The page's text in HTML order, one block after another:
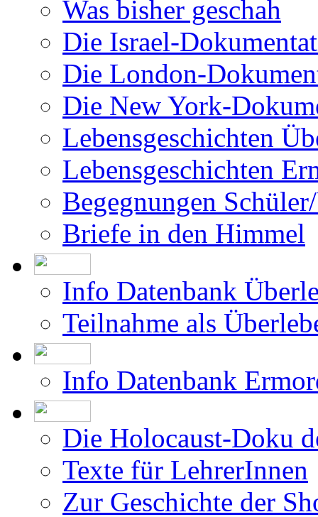
Geschichtsstunde für
Filme über das Projekt
Was bisher geschah
Die Israel-
Die London-
Die New York-
Lebensgeschichten
Begegnungen
Briefe in den Himmel
Info Datenbank
Teilnahme als
Info Datenbank